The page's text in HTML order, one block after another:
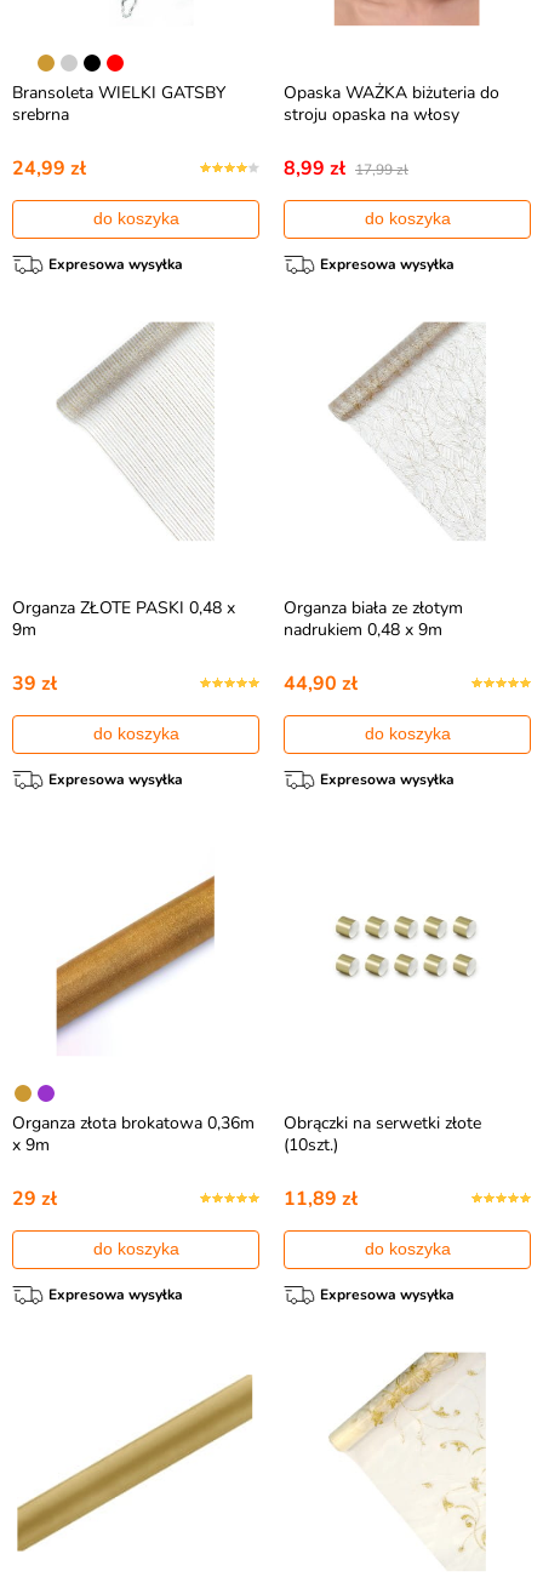
Bransoleta WIELKI GATSBY
srebrna
24,99 zł
do koszyka
Expresowa wysyłka
Opaska WAŻKA biżuteria do
stroju opaska na włosy
8,99 zł 17,99 zł
do koszyka
Expresowa wysyłka
Organza ZŁOTE PASKI 0,48 x
9m
39 zł
do koszyka
Expresowa wysyłka
Organza biała ze złotym
nadrukiem 0,48 x 9m
44,90 zł
do koszyka
Expresowa wysyłka
Organza złota brokatowa 0,36m
x 9m
29 zł
do koszyka
Expresowa wysyłka
Obrączki na serwetki złote
(10szt.)
11,89 zł
do koszyka
Expresowa wysyłka